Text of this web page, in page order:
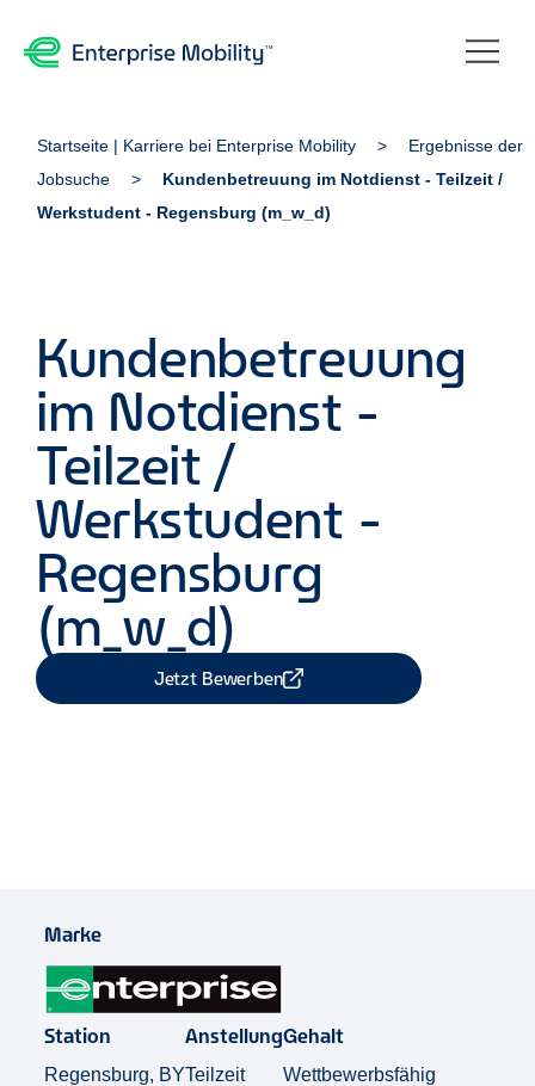
Startseite | Karriere bei Enterprise Mobility
Ergebnisse der
Jobsuche
Kundenbetreuung im Notdienst - Teilzeit /
Werkstudent - Regensburg (m_w_d)
Kundenbetreuung
im Notdienst -
Teilzeit /
Werkstudent -
Regensburg
(m_w_d)
Jetzt Bewerben
Marke
Station
Regensburg, BY
Anstellung
Teilzeit
Gehalt
Wettbewerbsfähig